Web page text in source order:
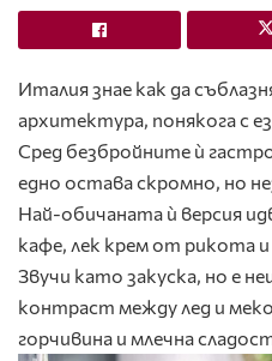
Италия знае как да
архитектура, понякога с
Сред безбройните ѝ
едно остава скромно, но
Най-обичаната ѝ версия
кафе, лек крем от рикота
Звучи като закуска, но е
контраст между лед и
горчивина и млечна